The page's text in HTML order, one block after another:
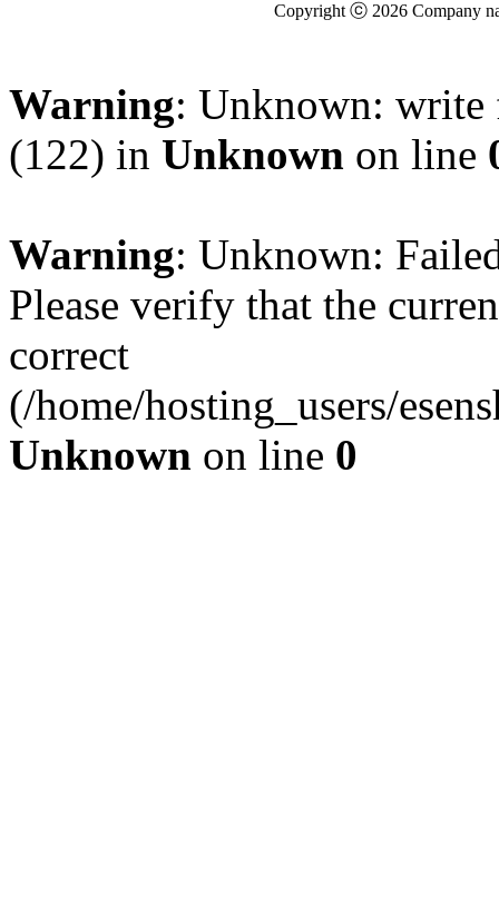
Copyright ⓒ 2026 Company
Warning: Unknown: write
(122) in Unknown on line
Warning: Unknown:
Please verify that the
correct
(/home/hosting_users/
Unknown on line 0